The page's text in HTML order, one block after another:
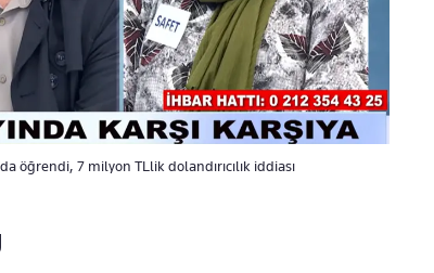
öğrendi, 7 milyon TLlik dolandırıcılık iddiası